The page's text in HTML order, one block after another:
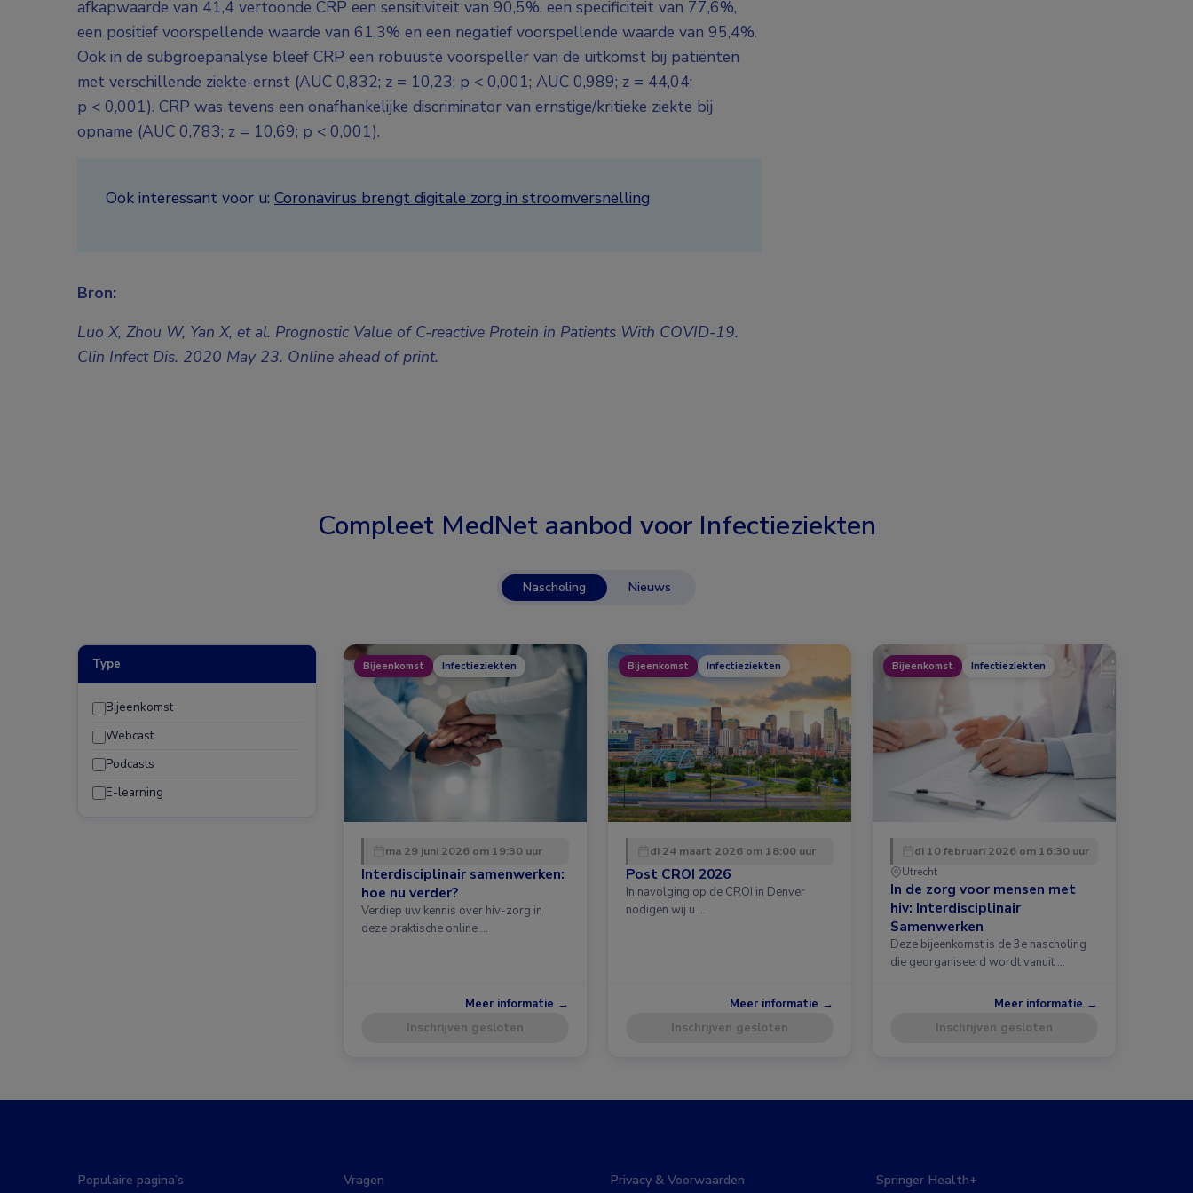
afkapwaarde van 41,4 vertoonde CRP een sensitiviteit van 90,5%, een specificiteit van 77,6%,
een positief voorspellende waarde van 61,3% en een negatief voorspellende waarde van 95,4%.
Ook in de subgroepanalyse bleef CRP een robuuste voorspeller van de uitkomst bij patiënten
met verschillende ziekte-ernst (AUC 0,832; z = 10,23; p < 0,001; AUC 0,989; z = 44,04;
p < 0,001). CRP was tevens een onafhankelijke discriminator van ernstige/kritieke ziekte bij
opname (AUC 0,783; z = 10,69; p < 0,001).
Ook interessant voor u: Coronavirus brengt digitale zorg in stroomversnelling
Bron:
Luo X, Zhou W, Yan X, et al. Prognostic Value of C-reactive Protein in Patients With COVID-19.
Clin Infect Dis. 2020 May 23. Online ahead of print.
Compleet MedNet aanbod voor Infectieziekten
Nascholing Nieuws
Type
Bijeenkomst
Webcast
Podcasts
E-learning
Bijeenkomst Infectieziekten
ma 29 juni 2026 om 19:30 uur
Interdisciplinair samenwerken:
hoe nu verder?
Verdiep uw kennis over hiv-zorg in
deze praktische online …
Meer informatie →
Inschrijven gesloten
Bijeenkomst Infectieziekten
di 24 maart 2026 om 18:00 uur
Post CROI 2026
In navolging op de CROI in Denver
nodigen wij u …
Meer informatie →
Inschrijven gesloten
Bijeenkomst Infectieziekten
di 10 februari 2026 om 16:30 uur
Utrecht
In de zorg voor mensen met
hiv: Interdisciplinair
Samenwerken
Deze bijeenkomst is de 3e nascholing
die georganiseerd wordt vanuit …
Meer informatie →
Inschrijven gesloten
Populaire pagina’s Vragen Privacy & Voorwaarden Springer Health+